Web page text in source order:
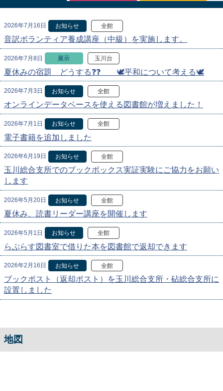
2026年7月16日 お知らせ 全館
音訳ボランティア養成講座（中級）を実施します。
2026年7月8日 展示 玉川台
夏休みの宿題 どうする❓❓ 🕊️平和について考える🕊️
2026年7月3日 お知らせ 全館
オンラインデータベースを使える図書館が増えました！
2026年7月1日 お知らせ 全館
電子書籍を追加しました
2026年6月19日 お知らせ 全館
玉川総合支所でのブックボックス実証実験にご協力をお願い
します
2026年5月20日 お知らせ 全館
夏休み、読書リーダー講座を開催します
2026年5月1日 お知らせ 全館
らぷらす図書室で借りた本を図書館で返却できます
2026年2月16日 お知らせ 全館
ブックポスト（返却ポスト）を玉川総合支所・砧総合支所に
設置しました
地図